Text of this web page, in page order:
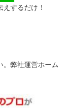
するだけ！
。弊社運営ホーム